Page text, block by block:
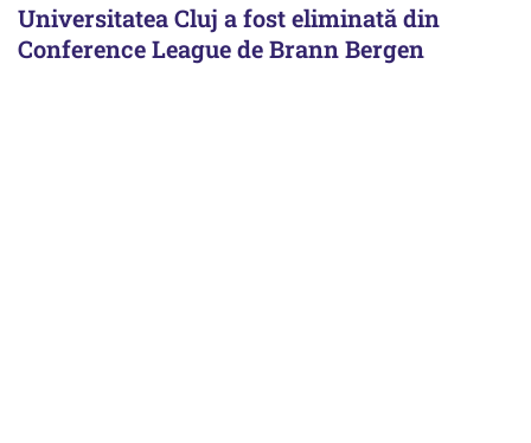
Universitatea Cluj a fost eliminată din
Conference League de Brann Bergen